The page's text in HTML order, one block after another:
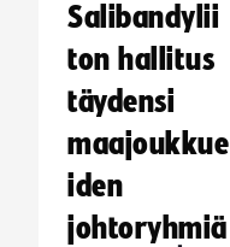
Salibandylii
ton hallitus
täydensi
maajoukkue
iden
johtoryhmiä